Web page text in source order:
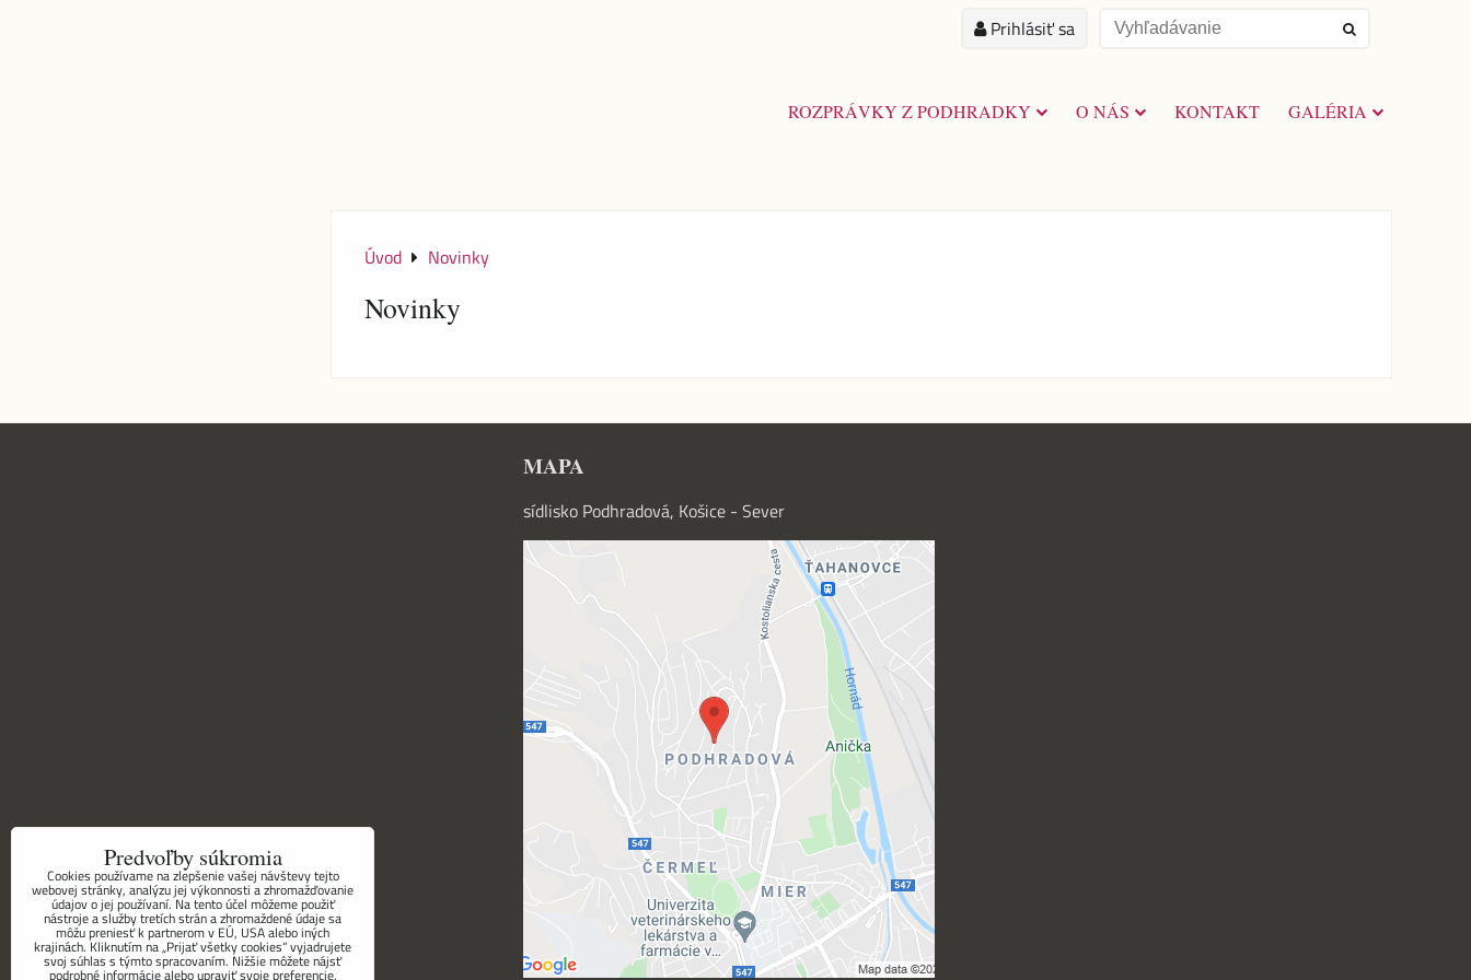
Prihlásiť sa
ROZPRÁVKY Z PODHRADKY O NÁS KONTAKT GALÉRIA
Úvod Novinky
Novinky
MAPA
sídlisko Podhradová, Košice - Sever
Externý obsah je blokovaný Voľbami
súkromia
Prajete si načítať externý obsah?
Povoliť tentokrát
Povoliť a zapamätať - súhlas s druhom
cookie: Funkčné
Otvoriť obsah v novom okne
Predvoľby súkromia
Cookies používame na zlepšenie vašej návštevy tejto
webovej stránky, analýzu jej výkonnosti a zhromažďovanie
údajov o jej používaní. Na tento účel môžeme použiť
nástroje a služby tretích strán a zhromaždené údaje sa
môžu preniesť k partnerom v EÚ, USA alebo iných
krajinách. Kliknutím na „Prijať všetky cookies“ vyjadrujete
svoj súhlas s týmto spracovaním. Nižšie môžete nájsť
podrobné informácie alebo upraviť svoje preferencie.